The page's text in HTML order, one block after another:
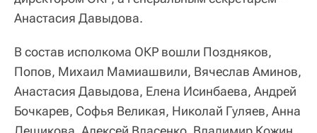
Анастасия Давыдова.
В состав исполкома ОКР вошли Поздняков,
Попов, Михаил Мамиашвили, Вячеслав Аминов,
Анастасия Давыдова, Елена Исинбаева, Андрей
Бочкарев, Софья Великая, Николай Гуляев, Анна